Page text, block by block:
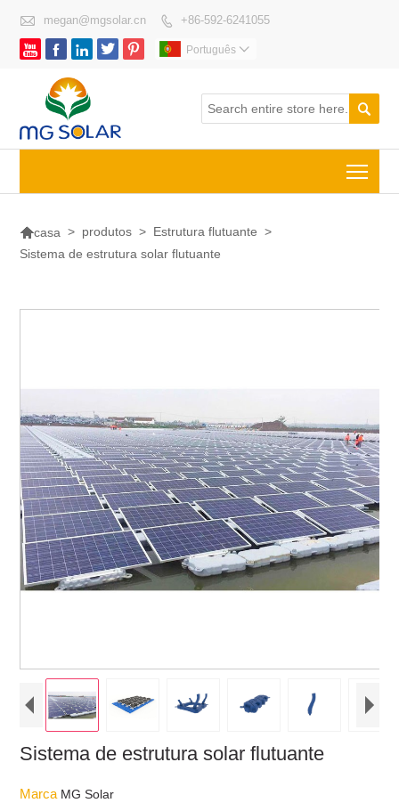
 megan@mgsolar.cn  +86-592-6241055
     Português 

casa > produtos > Estrutura flutuante >
Sistema de estrutura solar flutuante
Sistema de estrutura solar flutuante
Marca MG Solar